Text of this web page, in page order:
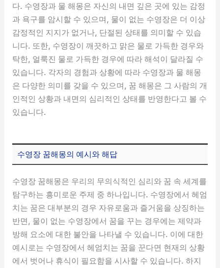
다. 수영장과 물 해몽은 자신의 내면 깊은 곳에 있는 감정
과 욕구를 암시할 수 있으며, 물이 없는 수영장은 더 이상
감정적인 지지가 없거나, 단절된 상태를 의미할 수 있습
니다. 또한, 수영장이 깨끗하고 맑은 물로 가득한 경우와
탁한, 얼룩진 물로 가득한 경우에 따라 해석이 달라질 수
있습니다. 각자의 경험과 상황에 따라 수영장과 물 해몽
은 다양한 의미를 갖을 수 있으며, 꿈 해몽은 그 사람의 개
인적인 상황과 내면의 심리적인 상태를 반영한다고 볼 수
있습니다.
수영장 꿈해몽의 예시와 해답
수영장 꿈해몽은 우리의 무의식적인 심리와 꿈 속 세계를
탐구하는 흥미로운 주제 중 하나입니다. 수영장에서 헤엄
치는 꿈은 대부분의 경우 자유로움과 즐거움을 상징하는
반면, 물이 없는 수영장에서 꿈을 꾸는 경우에는 제약과
방해 요소에 대한 불안을 나타낼 수 있습니다. 이에 대한
예시로는 수영장에서 헤엄치는 꿈을 꾼다면 현재의 상황
에서 벗어나 휴식이 필요함을 시사할 수 있습니다. 하지